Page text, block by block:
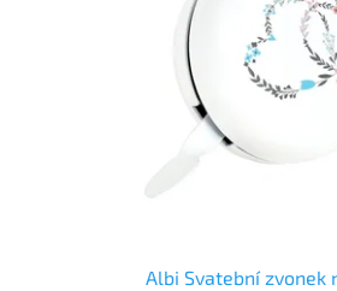
Albi Svatební zvonek